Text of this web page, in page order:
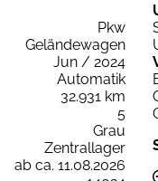
Pkw
Geländewagen
Jun / 2024
Automatik
32.931 km
5
Grau
Zentrallager
ab ca. 11.08.2026